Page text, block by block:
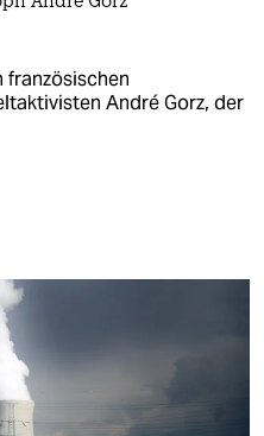
französischen
André Gorz, der